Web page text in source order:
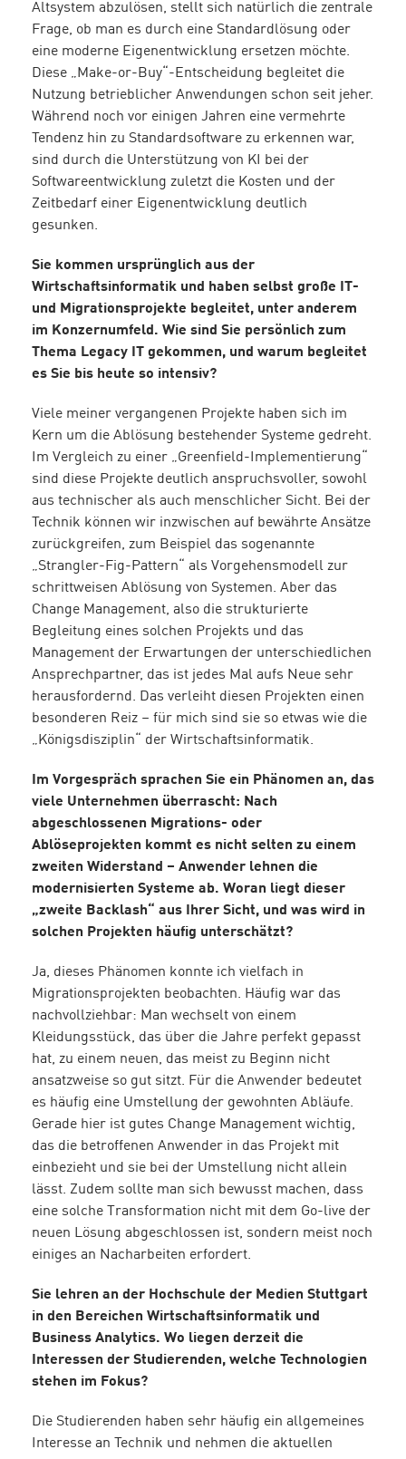
Altsystem abzulösen, stellt sich natürlich die zentrale
Frage, ob man es durch eine Standardlösung oder
eine moderne Eigenentwicklung ersetzen möchte.
Diese „Make-or-Buy“-Entscheidung begleitet die
Nutzung betrieblicher Anwendungen schon seit jeher.
Während noch vor einigen Jahren eine vermehrte
Tendenz hin zu Standardsoftware zu erkennen war,
sind durch die Unterstützung von KI bei der
Softwareentwicklung zuletzt die Kosten und der
Zeitbedarf einer Eigenentwicklung deutlich
gesunken.
Sie kommen ursprünglich aus der
Wirtschaftsinformatik und haben selbst große IT-
und Migrationsprojekte begleitet, unter anderem
im Konzernumfeld. Wie sind Sie persönlich zum
Thema Legacy IT gekommen, und warum begleitet
es Sie bis heute so intensiv?
Viele meiner vergangenen Projekte haben sich im
Kern um die Ablösung bestehender Systeme gedreht.
Im Vergleich zu einer „Greenfield-Implementierung“
sind diese Projekte deutlich anspruchsvoller, sowohl
aus technischer als auch menschlicher Sicht. Bei der
Technik können wir inzwischen auf bewährte Ansätze
zurückgreifen, zum Beispiel das sogenannte
„Strangler-Fig-Pattern“ als Vorgehensmodell zur
schrittweisen Ablösung von Systemen. Aber das
Change Management, also die strukturierte
Begleitung eines solchen Projekts und das
Management der Erwartungen der unterschiedlichen
Ansprechpartner, das ist jedes Mal aufs Neue sehr
herausfordernd. Das verleiht diesen Projekten einen
besonderen Reiz – für mich sind sie so etwas wie die
„Königsdisziplin“ der Wirtschaftsinformatik.
Im Vorgespräch sprachen Sie ein Phänomen an, das
viele Unternehmen überrascht: Nach
abgeschlossenen Migrations- oder
Ablöseprojekten kommt es nicht selten zu einem
zweiten Widerstand – Anwender lehnen die
modernisierten Systeme ab. Woran liegt dieser
„zweite Backlash“ aus Ihrer Sicht, und was wird in
solchen Projekten häufig unterschätzt?
Ja, dieses Phänomen konnte ich vielfach in
Migrationsprojekten beobachten. Häufig war das
nachvollziehbar: Man wechselt von einem
Kleidungsstück, das über die Jahre perfekt gepasst
hat, zu einem neuen, das meist zu Beginn nicht
ansatzweise so gut sitzt. Für die Anwender bedeutet
es häufig eine Umstellung der gewohnten Abläufe.
Gerade hier ist gutes Change Management wichtig,
das die betroffenen Anwender in das Projekt mit
einbezieht und sie bei der Umstellung nicht allein
lässt. Zudem sollte man sich bewusst machen, dass
eine solche Transformation nicht mit dem Go-live der
neuen Lösung abgeschlossen ist, sondern meist noch
einiges an Nacharbeiten erfordert.
Sie lehren an der Hochschule der Medien Stuttgart
in den Bereichen Wirtschaftsinformatik und
Business Analytics. Wo liegen derzeit die
Interessen der Studierenden, welche Technologien
stehen im Fokus?
Die Studierenden haben sehr häufig ein allgemeines
Interesse an Technik und nehmen die aktuellen